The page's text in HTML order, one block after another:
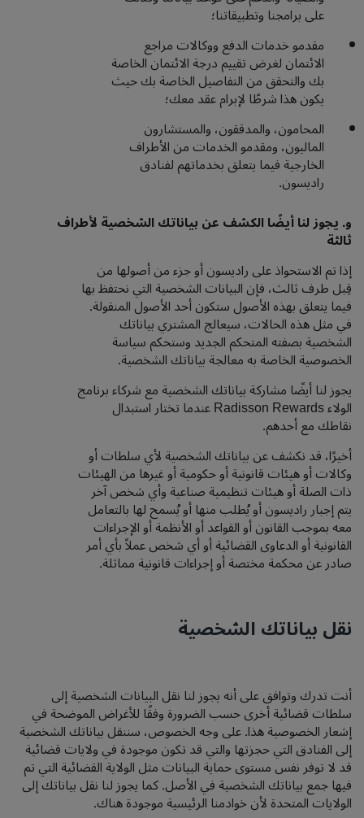
على برامجنا وتطبيقاتنا؛
مقدمو خدمات الدفع ووكالات مراجع
الائتمان لغرض تقييم درجة الائتمان الخاصة
بك والتحقق من التفاصيل الخاصة بك حيث
يكون هذا شرطًا لإبرام عقد معك؛
المحامون، والمدققون، والمستشارون
الماليون، ومقدمو الخدمات من الأطراف
الخارجية فيما يتعلق بخدماتهم لفنادق
راديسون.
و. يجوز لنا أيضًا الكشف عن بياناتك الشخصية لأطراف
ثالثة
إذا تم الاستحواذ على راديسون أو جزء من أصولها من
قِبل طرف ثالث، فإن البيانات الشخصية التي نحتفظ بها
فيما يتعلق بهذه الأصول ستكون أحد الأصول المنقولة.
في مثل هذه الحالات، سيعالج المشتري بياناتك
الشخصية بصفته المتحكم الجديد وستحكم سياسة
الخصوصية الخاصة به معالجة بياناتك الشخصية.
يجوز لنا أيضًا مشاركة بياناتك الشخصية مع شركاء برنامج
الولاء Radisson Rewards عندما تختار استبدال
نقاطك مع أحدهم.
أخيرًا، قد نكشف عن بياناتك الشخصية لأي سلطات أو
وكالات أو هيئات قانونية أو حكومية أو غيرها من الهيئات
ذات الصلة أو هيئات تنظيمية صناعية وأي شخص آخر
يتم إجبار راديسون أو يُطلب منها أو يُسمح لها بالتعامل
معه بموجب القانون أو القواعد أو الأنظمة أو الإجراءات
القانونية أو الدعاوى القضائية أو أي شخص عملاً بأي أمر
صادر عن محكمة مختصة أو إجراءات قانونية مماثلة.
نقل بياناتك الشخصية
أنت تدرك وتوافق على أنه يجوز لنا نقل البيانات الشخصية إلى
سلطات قضائية أخرى حسب الضرورة وفقًا للأغراض الموضحة في
إشعار الخصوصية هذا. على وجه الخصوص، سننقل بياناتك الشخصية
إلى الفنادق التي حجزتها والتي قد تكون موجودة في ولايات قضائية
قد لا توفر نفس مستوى حماية البيانات مثل الولاية القضائية التي تم
فيها جمع بياناتك الشخصية في الأصل. كما يجوز لنا نقل بياناتك إلى
الولايات المتحدة لأن خوادمنا الرئيسية موجودة هناك.